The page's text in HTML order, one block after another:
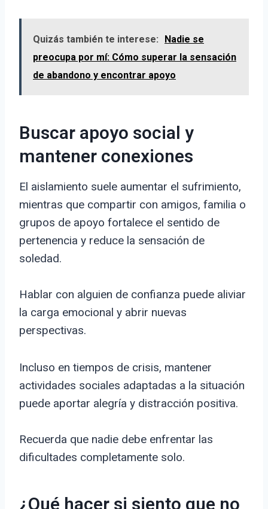
Quizás también te interese:
Nadie se
preocupa por mí: Cómo superar la sensación
de abandono y encontrar apoyo
Buscar apoyo social y
mantener conexiones
El aislamiento suele aumentar el sufrimiento,
mientras que compartir con amigos, familia o
grupos de apoyo fortalece el sentido de
pertenencia y reduce la sensación de
soledad.
Hablar con alguien de confianza puede aliviar
la carga emocional y abrir nuevas
perspectivas.
Incluso en tiempos de crisis, mantener
actividades sociales adaptadas a la situación
puede aportar alegría y distracción positiva.
Recuerda que nadie debe enfrentar las
dificultades completamente solo.